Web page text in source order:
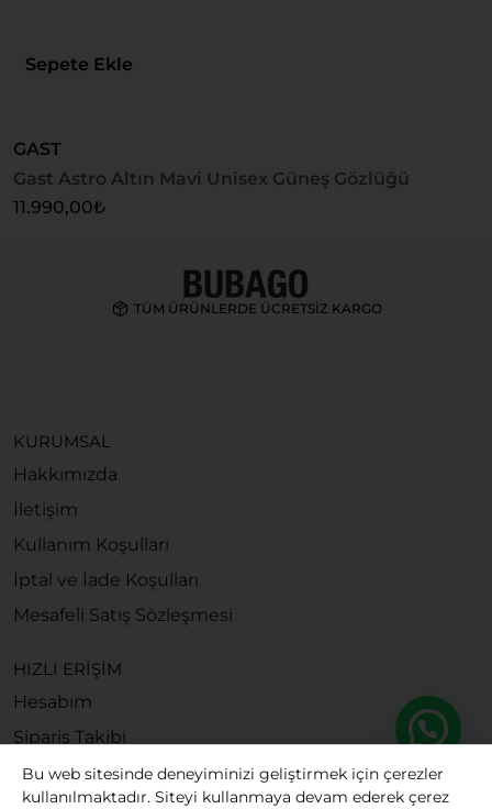
Sepete Ekle
GAST
Gast Astro Altın Mavi Unisex Güneş Gözlüğü
11.990,00₺
TÜM ÜRÜNLERDE ÜCRETSİZ KARGO
KURUMSAL
Hakkımızda
İletişim
Kullanım Koşulları
İptal ve İade Koşulları
Mesafeli Satış Sözleşmesi
HIZLI ERİŞİM
Hesabım
Sipariş Takibi
Bu web sitesinde deneyiminizi geliştirmek için çerezler
kullanılmaktadır. Siteyi kullanmaya devam ederek çerez